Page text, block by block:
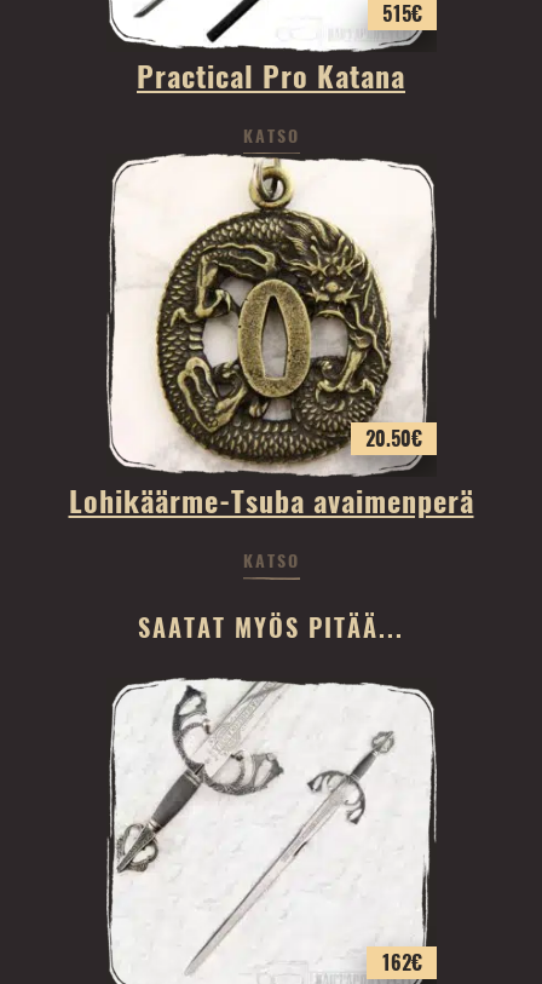
515€
Practical Pro Katana
KATSO
20.50€
Lohikäärme-Tsuba avaimenperä
KATSO
SAATAT MYÖS PITÄÄ...
162€